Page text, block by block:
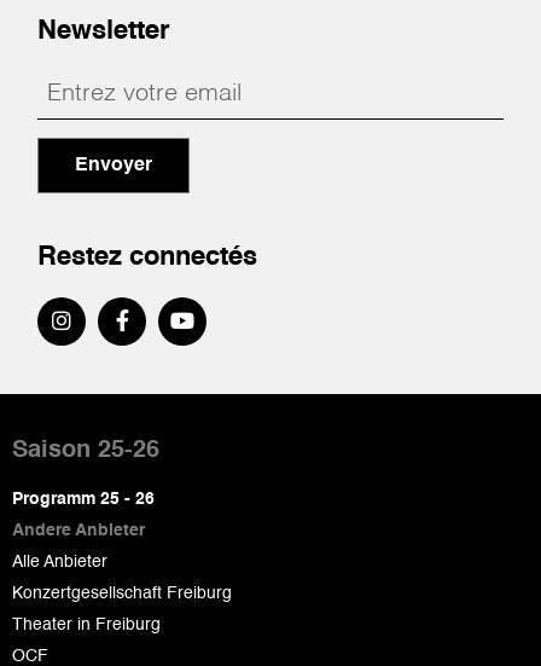
Newsletter
Envoyer
Restez connectés
de
page
Saison 25-26
Programm 25 - 26
Andere Anbieter
Alle Anbieter
Konzertgesellschaft Freiburg
Theater in Freiburg
OCF